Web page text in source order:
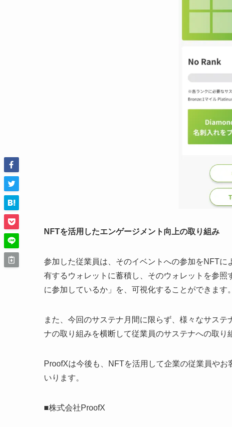
NFTを活用したエンゲージメント向上の取り組み
参加した従業員は、そのイベントへの参加をNFT
有するウォレットに蓄積し、そのウォレットを参
に参加しているか」を、可視化することができます。
また、今回のサステナ月間に限らず、様々なサス
ナの取り組みを横断して従業員のサステナへの取り
ProofXは今後も、NFTを活用して企業の従業員や
いります。
■株式会社ProofX